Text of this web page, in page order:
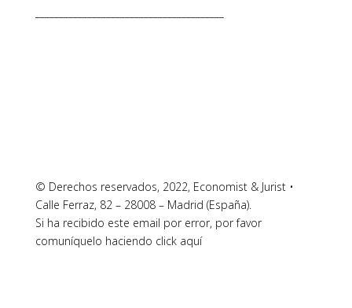
© Derechos reservados, 2022, Economist & Jurist •
Calle Ferraz, 82 – 28008 – Madrid (España).
Si ha recibido este email por error, por favor
comuníquelo haciendo click aquí